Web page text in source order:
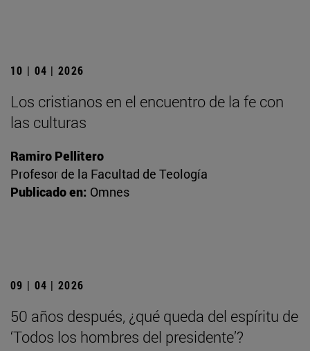
10 | 04 | 2026
Los cristianos en el encuentro de la fe con
las culturas
Ramiro Pellitero
Profesor de la Facultad de Teología
Publicado en: Omnes
09 | 04 | 2026
50 años después, ¿qué queda del espíritu de
‘Todos los hombres del presidente’?